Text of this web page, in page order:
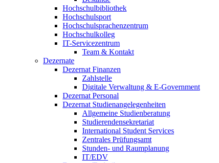
Hochschulbibliothek
Hochschulsport
Hochschulsprachenzentrum
Hochschulkolleg
IT-Servicezentrum
Team & Kontakt
Dezernate
Dezernat Finanzen
Zahlstelle
Digitale Verwaltung & E-Government
Dezernat Personal
Dezernat Studienangelegenheiten
Allgemeine Studienberatung
Studierendensekretariat
International Student Services
Zentrales Prüfungsamt
Stunden- und Raumplanung
IT/EDV